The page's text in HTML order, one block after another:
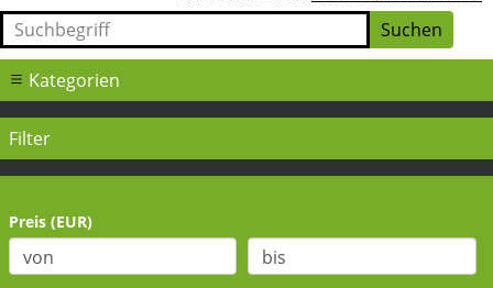
Kategorien
Filter
Preis (EUR)